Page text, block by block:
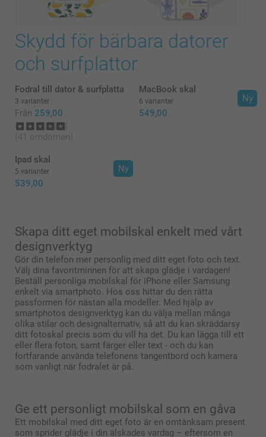
Skydd för bärbara datorer
och surfplattor
Fodral till dator & surfplatta
3 varianter
Från 259,00
(41 omdömen)
Ny
MacBook skal
6 varianter
549,00
Ny
Ipad skal
5 varianter
539,00
Skapa ditt eget mobilskal enkelt med vårt
designverktyg
Gör din telefon mer personlig med ditt eget foto och text.
Välj dina favoritminnen för att skapa glädje i vardagen!
Beställ personliga mobilskal för iPhone eller Samsung
enkelt via smartphoto. Hos oss hittar du den rätta
passformen för nästan alla modeller. Med hjälp av
smartphotos designverktyg kan du välja mellan många
olika stilar och designalternativ, så att du kan skräddarsy
ditt fotoskal precis som du vill ha det. Du kan lägga till ett
eller flera foton, samt färger eller text - och du kan
fortfarande använda telefonens tangentbord och kamera
som vanligt när fodralet är på.
Ge ett personligt mobilskal som en gåva
Ett mobilskal med ditt eget foto är en omtänksam present
som sprider glädje i din älskades vardag – eftersom en